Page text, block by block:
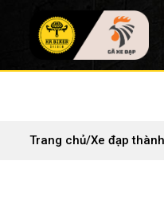
Trang chủ/Xe đạp